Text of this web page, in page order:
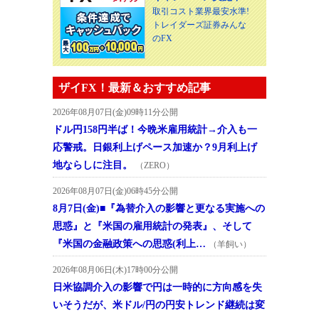
取引コスト業界最安水準!
トレイダーズ証券みんな
のFX
ザイFX！最新＆おすすめ記事
2026年08月07日(金)09時11分公開
ドル円158円半ば！今晩米雇用統計→介入も一
応警戒。日銀利上げペース加速か？9月利上げ
地ならしに注目。
（ZERO）
2026年08月07日(金)06時45分公開
8月7日(金)■『為替介入の影響と更なる実施への
思惑』と『米国の雇用統計の発表』、そして
『米国の金融政策への思惑(利上…
（羊飼い）
2026年08月06日(木)17時00分公開
日米協調介入の影響で円は一時的に方向感を失
いそうだが、米ドル/円の円安トレンド継続は変